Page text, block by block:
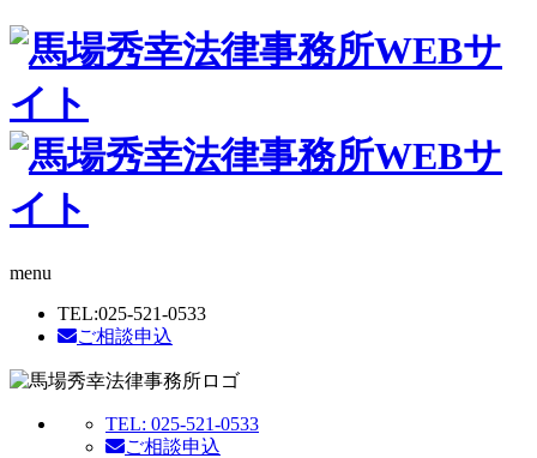
menu
TEL:025-521-0533
ご相談申込
TEL: 025-521-0533
ご相談申込